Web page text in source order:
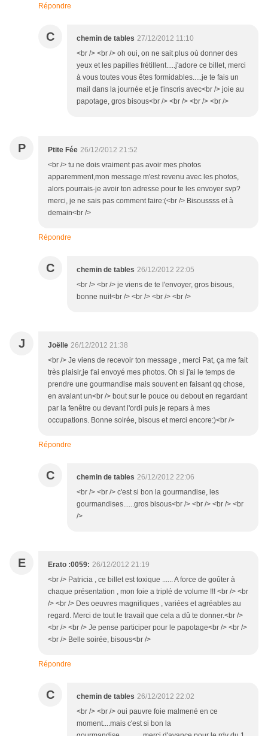
Répondre
C chemin de tables 27/12/2012 11:10
<br /> <br /> oh oui, on ne sait plus où donner des
yeux et les papilles frétillent.....j'adore ce billet, merci
à vous toutes vous êtes formidables.....je te fais un
mail dans la journée et je t'inscris avec<br /> joie au
papotage, gros bisous<br /> <br /> <br /> <br />
P Ptite Fée 26/12/2012 21:52
<br /> tu ne dois vraiment pas avoir mes photos
apparemment,mon message m'est revenu avec les photos,
alors pourrais-je avoir ton adresse pour te les envoyer svp?
merci, je ne sais pas comment faire:(<br /> Bisoussss et à
demain<br />
Répondre
C chemin de tables 26/12/2012 22:05
<br /> <br /> je viens de te l'envoyer, gros bisous,
bonne nuit<br /> <br /> <br /> <br />
J Joëlle 26/12/2012 21:38
<br /> Je viens de recevoir ton message , merci Pat, ça me fait
très plaisir,je t'ai envoyé mes photos. Oh si j'ai le temps de
prendre une gourmandise mais souvent en faisant qq chose,
en avalant un<br /> bout sur le pouce ou debout en regardant
par la fenêtre ou devant l'ordi puis je repars à mes
occupations. Bonne soirée, bisous et merci encore:)<br />
Répondre
C chemin de tables 26/12/2012 22:06
<br /> <br /> c'est si bon la gourmandise, les
gourmandises......gros bisous<br /> <br /> <br /> <br
/>
E Erato :0059: 26/12/2012 21:19
<br /> Patricia , ce billet est toxique ...... A force de goûter à
chaque présentation , mon foie a triplé de volume !!! <br /> <br
/> <br /> Des oeuvres magnifiques , variées et agréables au
regard. Merci de tout le travail que cela a dû te donner.<br />
<br /> <br /> Je pense participer pour le papotage<br /> <br />
<br /> Belle soirée, bisous<br />
Répondre
C chemin de tables 26/12/2012 22:02
<br /> <br /> oui pauvre foie malmené en ce
moment....mais c'est si bon la